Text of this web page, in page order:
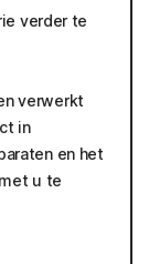
verder te
verwerkt
in
en het
u te